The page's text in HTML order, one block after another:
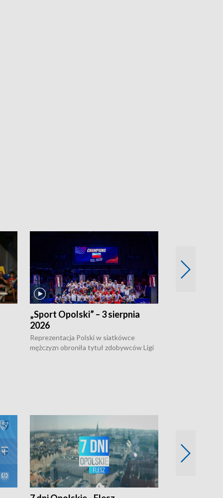
„Sport Opolski” – 3 sierpnia
2026
Reprezentacja Polski w siatkówce
mężczyzn obroniła tytuł zdobywców Ligi